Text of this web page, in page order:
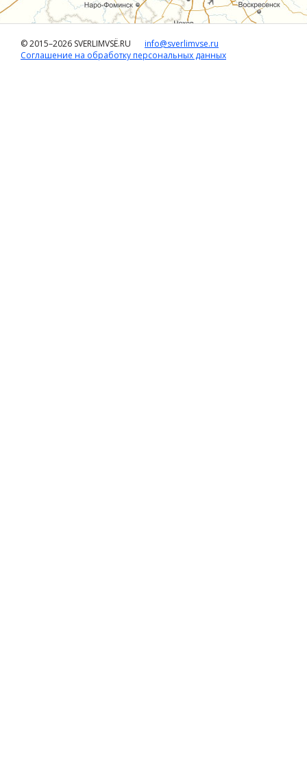
© 2015–2026 SVERLIMVSЁ.RU
info@sverlimvse.ru
Соглашение на обработку персональных данных